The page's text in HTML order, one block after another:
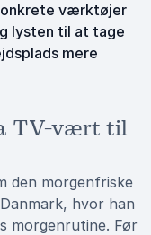
værktøjer
lysten til at tage
mere
TV-vært til
den morgenfriske
hvor han
morgenrutine. Før